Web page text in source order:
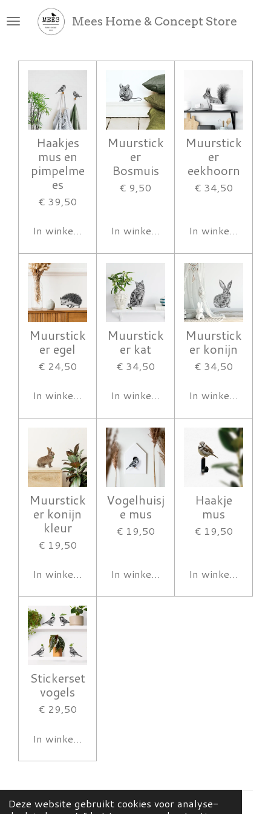
Deze website gebruikt cookies voor analyse-
direct
hoofdinhoud
Mees Home & Concept Store
Haakjes
mus en
pimpelme
es
€ 39,50
In winkelwagen
Muurstick
er
Bosmuis
€ 9,50
In winkelwagen
Muurstick
er
eekhoorn
€ 34,50
In winkelwagen
Muurstick
er egel
€ 24,50
In winkelwagen
Muurstick
er kat
€ 34,50
In winkelwagen
Muurstick
er konijn
€ 34,50
In winkelwagen
Muurstick
er konijn
kleur
€ 19,50
In winkelwagen
Vogelhuisj
e mus
€ 19,50
In winkelwagen
Haakje
mus
€ 19,50
In winkelwagen
Stickerset
vogels
€ 29,50
In winkelwagen